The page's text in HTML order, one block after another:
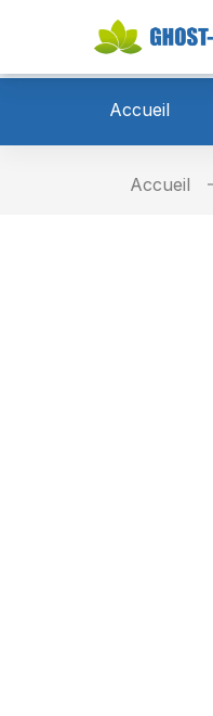
Accueil
Accueil